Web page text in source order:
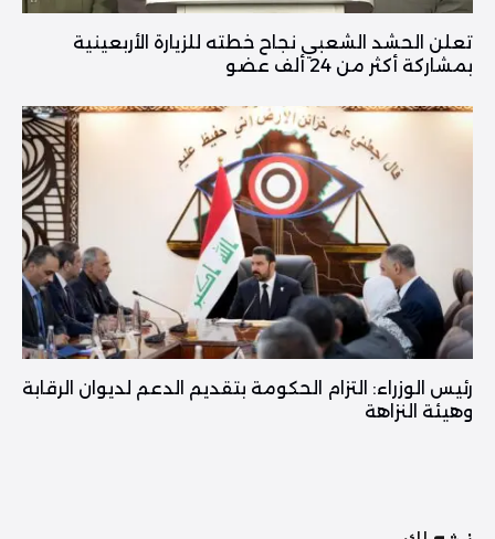
تعلن الحشد الشعبي نجاح خطته للزيارة الأربعينية
بمشاركة أكثر من 24 ألف عضو
رئيس الوزراء: التزام الحكومة بتقديم الدعم لديوان الرقابة
وهيئة النزاهة